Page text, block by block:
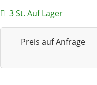
3 St. Auf Lager
Preis auf Anfrage